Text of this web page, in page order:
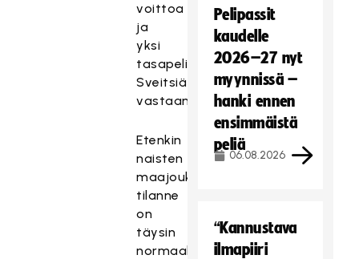
voittoa
ja
yksi
tasapeli
Sveitsiä
vastaan.
Etenkin
naisten
maajoukkueelle
tilanne
on
täysin
normaali.
Pelipassit
kaudelle
2026–27 nyt
myynnissä –
hanki ennen
ensimmäistä
peliä
06.08.2026
“Kannustava
ilmapiiri